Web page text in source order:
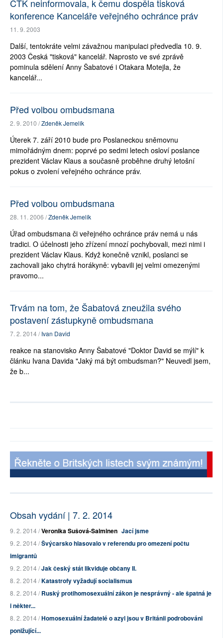
ČTK neinformovala, k čemu dospěla tisková
konference Kanceláře veřejného ochránce práv
11. 9. 2003
Další, tentokráte velmi závažnou manipulaci předvedla 10. 9.
2003 Česká "tisková" kancelář. Naprosto ve své zprávě
pominula sdělení Anny Šabatové i Otakara Motejla, že
kancelář...
Před volbou ombudsmana
2. 9. 2010 /Zdeněk Jemelík
Úterek 7. září 2010 bude pro Poslaneckou sněmovnu
mimořádným dnem: poprvé po sedmi letech osloví poslance
prezident Václav Klaus a současně proběhne druhý letošní
pokus o zvolení veřejného ochránce práv.
Před volbou ombudsmana
28. 11. 2006 /Zdeněk Jemelík
Úřad ombudsmana či veřejného ochránce práv nemá u nás
tradici. O účelnosti jeho zřízení mnozí pochybovali, mezi nimi i
prezident Václav Klaus. Když konečně vznikl, poslanci se
zachovali jako chytrá horákyně: vybavili jej velmi omezenými
pravomo...
Trvám na tom, že Šabatová zneužila svého
postavení zástupkyně ombudsmana
7. 2. 2014 /Ivan David
reakce na stanovisko Anny Šabatové "Doktor David se mýlí" k
článku Ivana Davida "Jaký má být ombudsman?" Neuvedl jsem,
že b...
Obsah vydání | 7. 2. 2014
9. 2. 2014 /Veronika Sušová-Salminen Jací jsme
9. 2. 2014 /Švýcarsko hlasovalo v referendu pro omezení počtu
imigrantů
9. 2. 2014 /Jak český stát likviduje občany II.
8. 2. 2014 /Katastrofy vyžadují socialismus
8. 2. 2014 /Ruský protihomosexuální zákon je nesprávný - ale špatná je
i někter...
8. 2. 2014 /Homosexuální žadatelé o azyl jsou v Británii podrobováni
ponižující...